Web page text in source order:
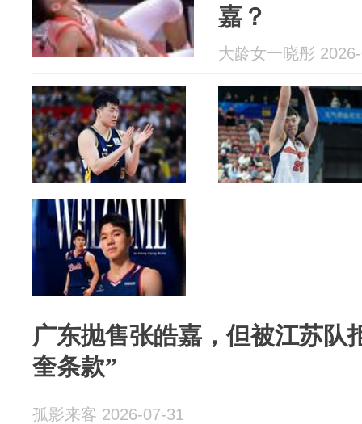
嘉？
大龄女一晓彤
广东抛售张皓嘉，但被江苏队
奎条款”
孤影来客 2026-07-31